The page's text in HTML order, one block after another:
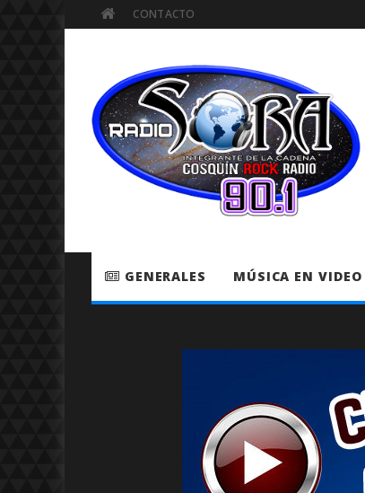
CONTACTO
GENERALES MÚSICA EN VIDEO